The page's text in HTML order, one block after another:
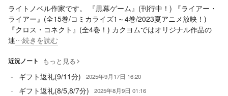
ライトノベル作家です。 『黒幕ゲーム』(刊行中！) 『ライアー・
ライアー』(全15巻/コミカライズ1～4巻/2023夏アニメ放映！)
『クロス・コネクト』(全4巻！) カクヨムではオリジナル作品の
連…続きを読む
近況ノート もっと見る
ギフト返礼(9/11分) 2025年9月17日 16:20
ギフト返礼(8/5,8/7分) 2025年8月9日 01:16